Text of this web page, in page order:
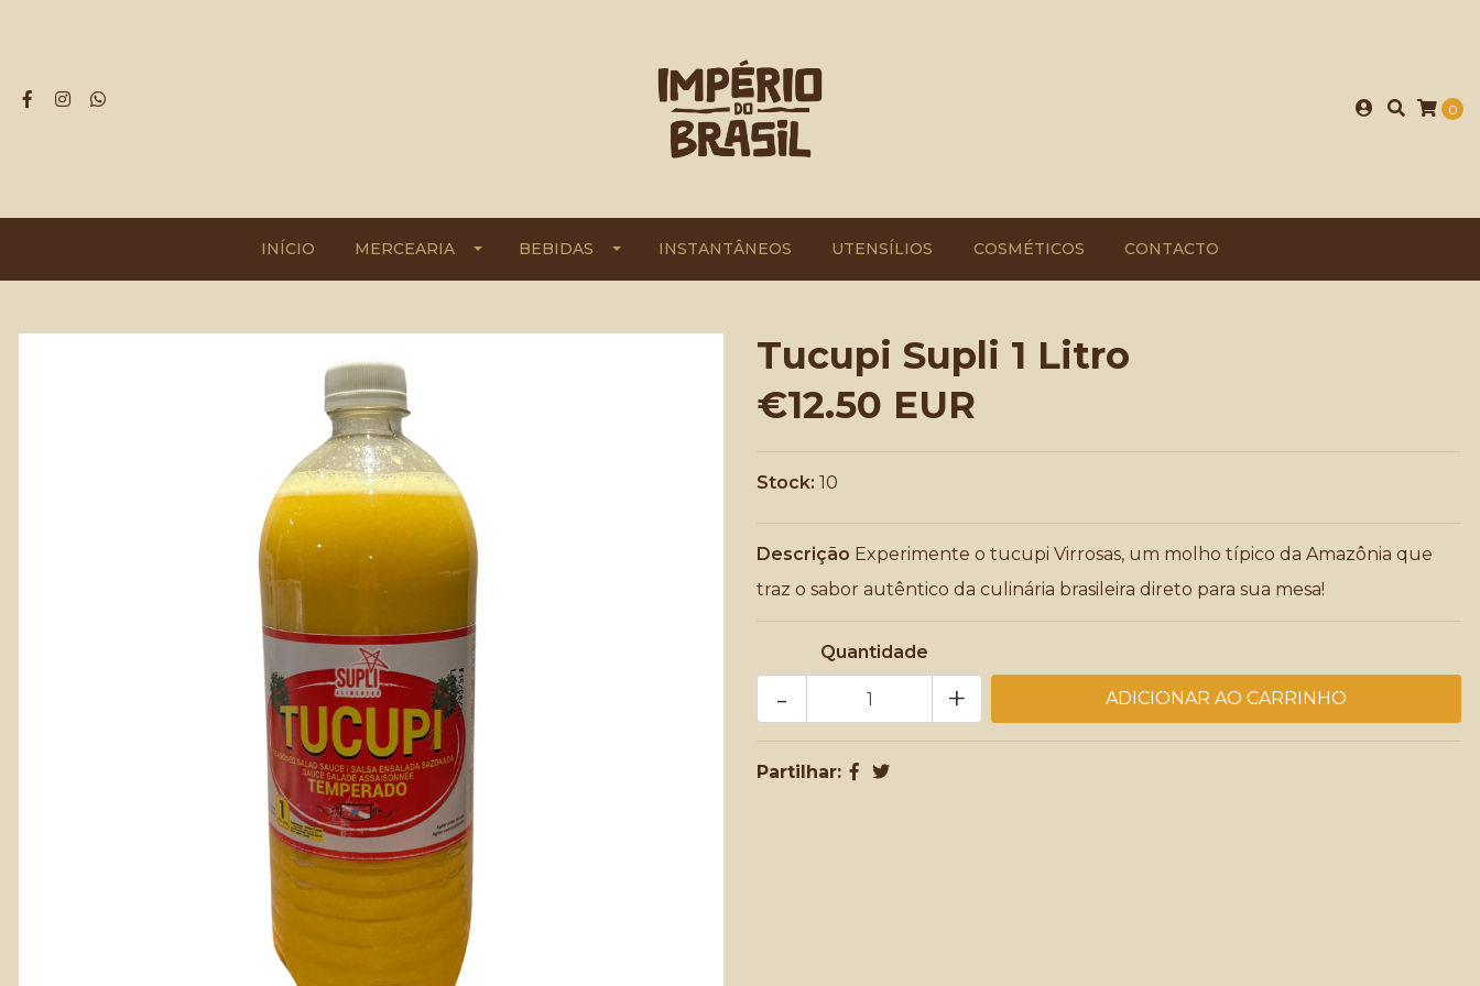
0
INÍCIO MERCEARIA BEBIDAS INSTANTÂNEOS UTENSÍLIOS COSMÉTICOS CONTACTO
Tucupi Supli 1 Litro
€12.50 EUR
Stock: 10
Descrição Experimente o tucupi Virrosas, um molho típico da Amazônia que
traz o sabor autêntico da culinária brasileira direto para sua mesa!
Quantidade
+
-
Partilhar: